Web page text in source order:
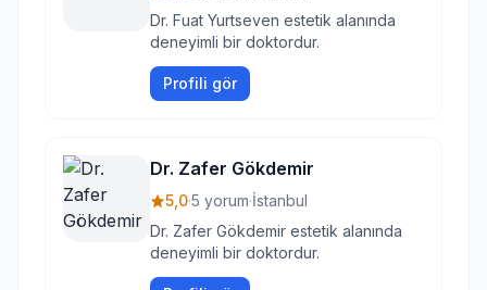
Dr. Fuat Yurtseven estetik alanında
deneyimli bir doktordur.
Profili gör
Dr. Zafer Gökdemir
5,0·5 yorum·İstanbul
Dr. Zafer Gökdemir estetik alanında
deneyimli bir doktordur.